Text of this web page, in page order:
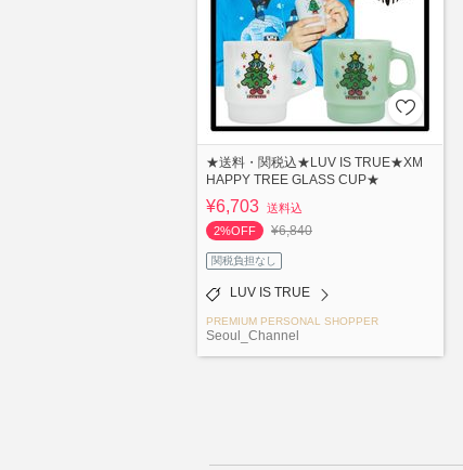
★送料・関税込★LUV IS TRUE★XM
HAPPY TREE GLASS CUP★
¥6,703 送料込
2%OFF
¥6,840
関税負担なし
LUV IS TRUE
PREMIUM PERSONAL SHOPPER
Seoul_Channel